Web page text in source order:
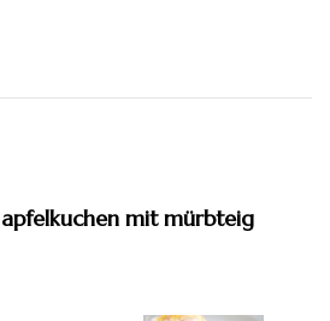
apfelkuchen mit mürbteig